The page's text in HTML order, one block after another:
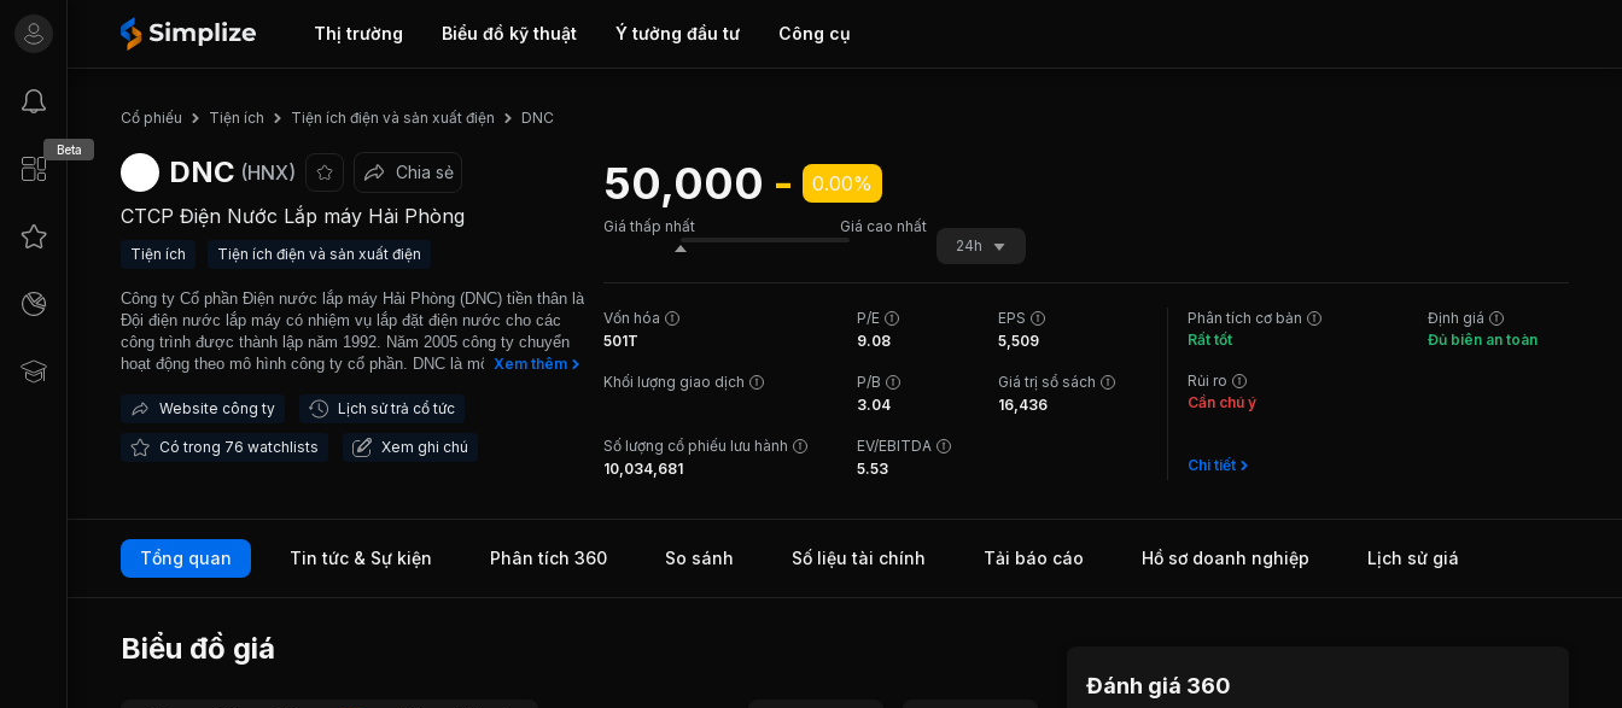
Thị trường Biểu đồ kỹ thuật Ý tưởng đầu tư Công cụ
Beta
Cổ phiếu Tiện ích Tiện ích điện và sản xuất điện DNC
DNC (HNX) Chia sẻ
CTCP Điện Nước Lắp máy Hải Phòng
Tiện ích Tiện ích điện và sản xuất điện
Công ty Cổ phần Điện nước lắp máy Hải Phòng (DNC) tiền thân là
Đội điện nước lắp máy có nhiệm vụ lắp đặt điện nước cho các
công trình được thành lập năm 1992. Năm 2005 công ty chuyển
hoạt động theo mô hình công ty cổ phần. DNC là một trong những
trình trên thành phố Hải Phòng và là đơn vị tiên phong trong việc
trên sàn chứng khoán Hà Nội (HNX) từ năm 2007.
Xem thêm
Website công ty Lịch sử trả cổ tức
Có trong 76 watchlists Xem ghi chú
50,000 - 0.00%
Giá thấp nhất
Giá cao nhất
24h
Vốn hóa
501T
P/E
9.08
EPS
5,509
Khối lượng giao dịch
P/B
3.04
Giá trị sổ sách
16,436
Số lượng cổ phiếu lưu hành
10,034,681
EV/EBITDA
5.53
Phân tích cơ bản
Rất tốt
Rủi ro
Cần chú ý
Chi tiết
Định giá
Đủ biên an toàn
Tổng quan Tin tức & Sự kiện Phân tích 360 So sánh Số liệu tài chính Tải báo cáo Hồ sơ doanh nghiệp Lịch sử giá
Biểu đồ giá
Đánh giá 360